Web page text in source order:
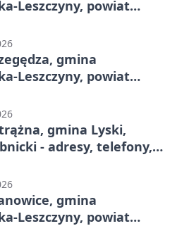
Leszczyny, powiat
gmina
Leszczyny, powiat
gmina Lyski,
- adresy, telefony,
gmina
Leszczyny, powiat